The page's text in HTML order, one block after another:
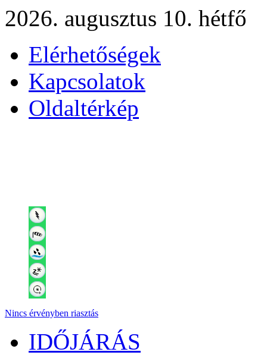
2026. augusztus 10. hétfő
Elérhetőségek
Kapcsolatok
Oldaltérkép
Nincs érvényben riasztás
IDŐJÁRÁS